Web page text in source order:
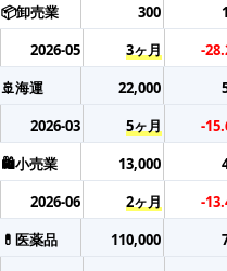
📦卸売業 300
2026-05 3ヶ月
-
🚢海運 22,000
2026-03 5ヶ月
-
🛍️小売業 13,000
2026-06 2ヶ月
-
💊医薬品 110,000